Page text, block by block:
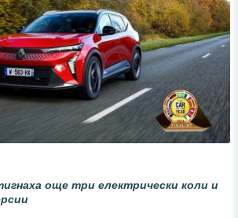
още три електрически коли и